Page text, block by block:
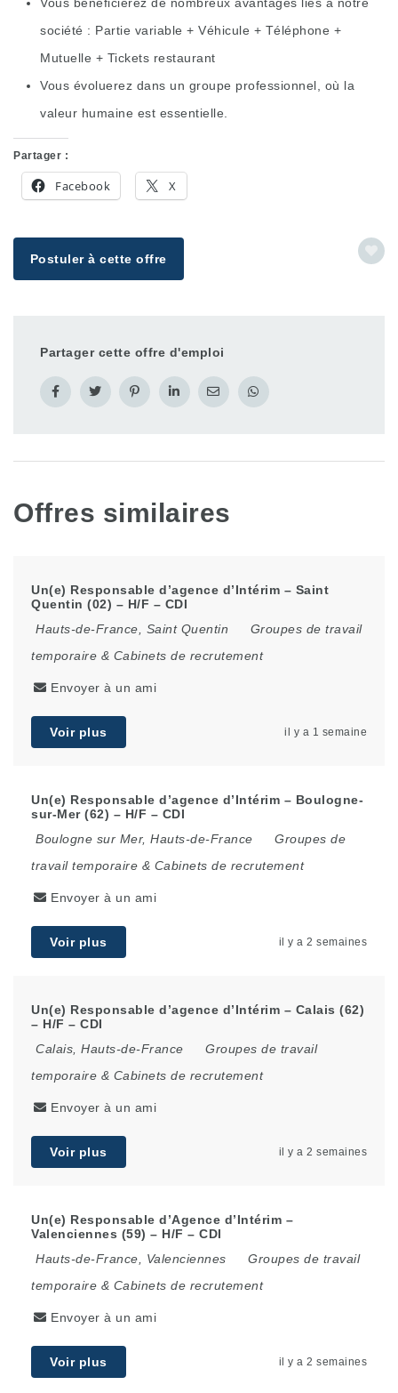
société : Partie variable + Véhicule + Téléphone +
Mutuelle + Tickets restaurant
Vous évoluerez dans un groupe professionnel, où la
valeur humaine est essentielle.
Partager :
Facebook X
Postuler à cette offre
Partager cette offre d'emploi
Offres similaires
Un(e) Responsable d’agence d’Intérim – Saint
Quentin (02) – H/F – CDI
Hauts-de-France
Saint Quentin
Groupes de travail
temporaire & Cabinets de recrutement
Envoyer à un ami
Voir plus il y a 1 semaine
Un(e) Responsable d’agence d’Intérim – Boulogne-
sur-Mer (62) – H/F – CDI
Boulogne sur Mer, Hauts-de-France
Groupes de
travail temporaire & Cabinets de recrutement
Envoyer à un ami
Voir plus il y a 2 semaines
Un(e) Responsable d’agence d’Intérim – Calais (62)
– H/F – CDI
Calais Hauts-de-France
Groupes de travail
temporaire & Cabinets de recrutement
Envoyer à un ami
Voir plus il y a 2 semaines
Un(e) Responsable d’Agence d’Intérim –
Valenciennes (59) – H/F – CDI
Hauts-de-France
Valenciennes
Groupes de travail
temporaire & Cabinets de recrutement
Envoyer à un ami
Voir plus il y a 2 semaines